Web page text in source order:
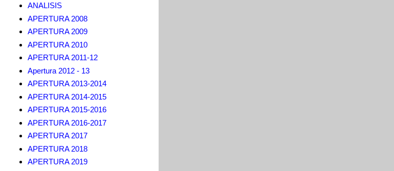
ANALISIS
APERTURA 2008
APERTURA 2009
APERTURA 2010
APERTURA 2011-12
Apertura 2012 - 13
APERTURA 2013-2014
APERTURA 2014-2015
APERTURA 2015-2016
APERTURA 2016-2017
APERTURA 2017
APERTURA 2018
APERTURA 2019